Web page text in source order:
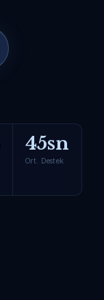
45sn
Ort. Destek